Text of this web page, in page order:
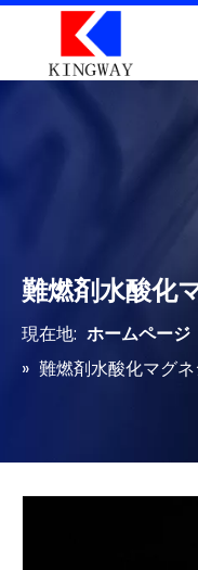
難燃剤水酸化
現在地: ホームページ
» 難燃剤水酸化マグ